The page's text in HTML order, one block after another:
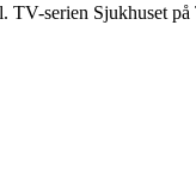
serien Sjukhuset